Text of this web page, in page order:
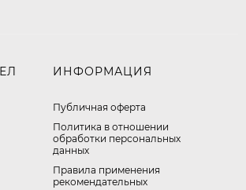
ИНФОРМАЦИЯ
Публичная оферта
​Политика в отношении
обработки персональных
данных
Правила применения
рекомендательных